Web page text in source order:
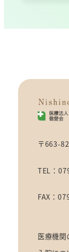
〒663-
TEL：
FAX：
医療機関